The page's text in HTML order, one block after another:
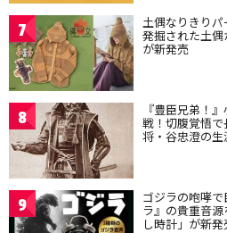
7 土偶なりきり
発掘された土
が新発売
8 『豊臣兄弟！
戦！切腹覚悟
将・谷忠澄の生
9 ゴジラの咆哮
ラ』の貴重音
し時計」が新発